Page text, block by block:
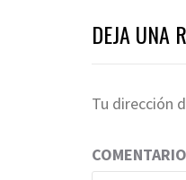
DEJA UNA
Tu dirección
COMENTARIO